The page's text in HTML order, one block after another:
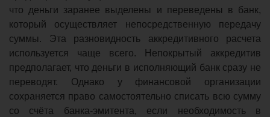
что деньги заранее выделены и переведены в банк,
который осуществляет непосредственную передачу
суммы. Эта разновидность аккредитивного расчета
используется чаще всего. Непокрытый аккредитив
предполагает, что деньги в исполняющий банк сразу не
переводят. Однако у финансовой организации
сохраняется право самостоятельно списать всю сумму
со счёта банка-эмитента, если необходимость в